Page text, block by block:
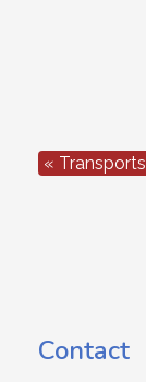
Contact
«